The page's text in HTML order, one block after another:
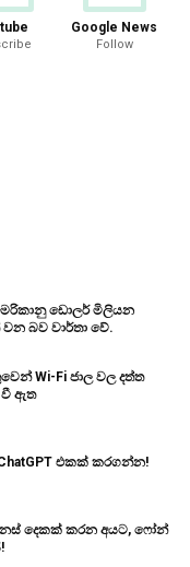
Google News
Follow
ඩොලර් මිලියන
බව වාර්තා වේ.
Wi-Fi ජාල වල දත්ත
වී ඇත
එකක් කරගන්න!
දෙකක් කරන අයට, ෆෝන්